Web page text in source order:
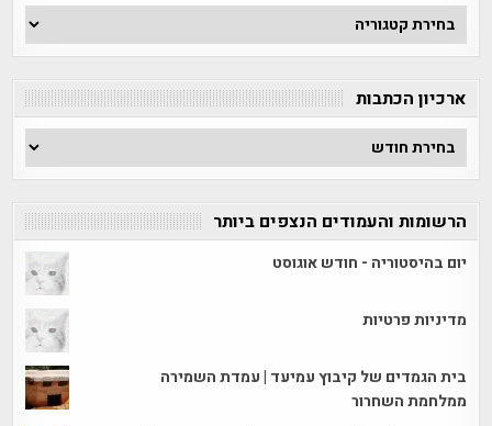
חפש
לפי
ארכיון הכתבות
ארכיון
הכתבות
הרשומות והעמודים הנצפים ביותר
יום בהיסטוריה - חודש אוגוסט
מדיניות פרטיות
בית הגמדים של קיבוץ עמיעד | עמדת השמירה
ממלחמת השחרור